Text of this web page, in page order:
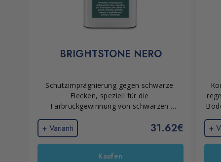
BRIGHTSTONE NERO
Schutzimprägnierung gegen schwarze
Flecken, speziell für die
Farbrückgewinnung von schwarzen
Steinen, Basalt, Granit, Marmor,
korrodierten und gebleichten Terrazzo.
+ Varianti 31.62€
Kaufen
+